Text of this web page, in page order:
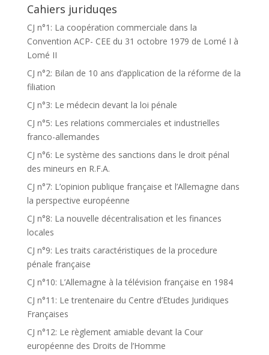
Cahiers juriduqes
CJ n°1: La coopération commerciale dans la
Convention ACP- CEE du 31 octobre 1979 de Lomé I à
Lomé II
CJ n°2: Bilan de 10 ans d’application de la réforme de la
filiation
CJ n°3: Le médecin devant la loi pénale
CJ n°5: Les relations commerciales et industrielles
franco-allemandes
CJ n°6: Le système des sanctions dans le droit pénal
des mineurs en R.F.A.
CJ n°7: L’opinion publique française et l’Allemagne dans
la perspective européenne
CJ n°8: La nouvelle décentralisation et les finances
locales
CJ n°9: Les traits caractéristiques de la procedure
pénale française
CJ n°10: L’Allemagne à la télévision française en 1984
CJ n°11: Le trentenaire du Centre d’Etudes Juridiques
Françaises
CJ n°12: Le règlement amiable devant la Cour
européenne des Droits de l’Homme